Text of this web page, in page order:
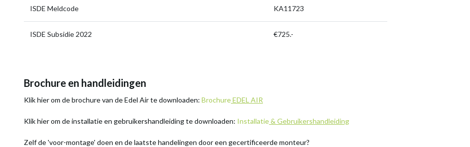
ISDE Meldcode KA11723
ISDE Subsidie 2022 €725.-
Brochure en handleidingen
Klik hier om de brochure van de Edel Air te downloaden: BrochureEDEL AIR
Klik hier om de installatie en gebruikershandleiding te downloaden: Installatie& Gebruikershandleiding
Zelf de 'voor-montage' doen en de laatste handelingen door een gecertificeerde monteur?